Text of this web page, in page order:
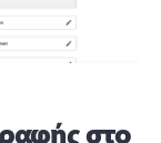
στο